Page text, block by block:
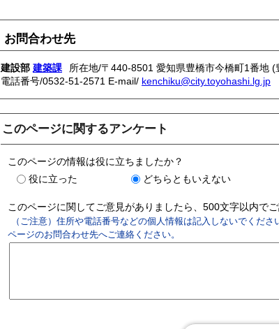
お問合わせ先
建設部 建築課
所在地/〒440-8501 愛知県豊橋市今橋町1番地 (
電話番号/0532-51-2571 E-mail/ kenchiku@city.toyohashi.lg.jp
このページに関するアンケート
このページの情報は役に立ちましたか？
役に立った
どちらともいえない
このページに関してご意見がありましたら、500文字以内で
（ご注意）住所や電話番号などの個人情報は記入しないでくだ
ページのお問合わせ先へご連絡ください。